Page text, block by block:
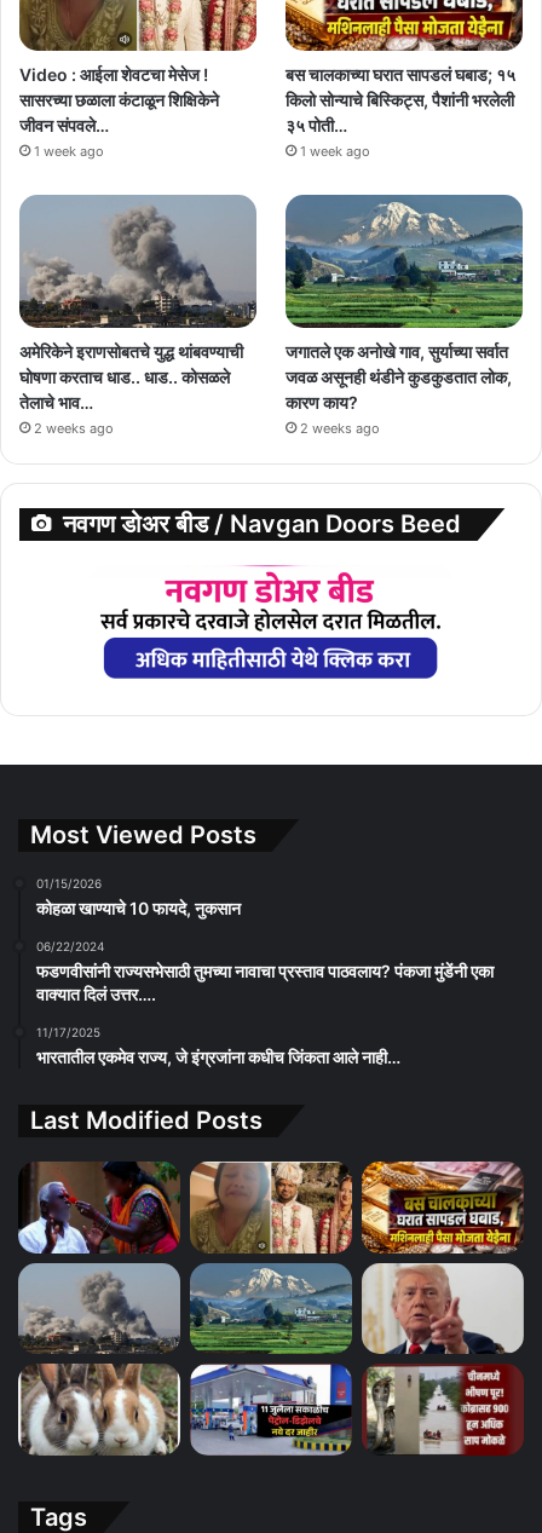
Video : आईला शेवटचा मेसेज !
सासरच्या छळाला कंटाळून शिक्षिकेने
जीवन संपवले…
1 week ago
बस चालकाच्या घरात सापडलं घबाड; १५
किलो सोन्याचे बिस्किट्स, पैशांनी भरलेली
३५ पोती…
1 week ago
अमेरिकेने इराणसोबतचे युद्ध थांबवण्याची
घोषणा करताच धाड.. धाड.. कोसळले
तेलाचे भाव…
2 weeks ago
जगातले एक अनोखे गाव, सुर्याच्या सर्वात
जवळ असूनही थंडीने कुडकुडतात लोक,
कारण काय?
2 weeks ago
नवगण डोअर बीड / Navgan Doors Beed
Most Viewed Posts
01/15/2026
कोहळा खाण्याचे 10 फायदे, नुकसान
06/22/2024
फडणवीसांनी राज्यसभेसाठी तुमच्या नावाचा प्रस्ताव पाठवलाय? पंकजा मुंडेंनी एका
वाक्यात दिलं उत्तर….
11/17/2025
भारतातील एकमेव राज्य, जे इंग्रजांना कधीच जिंकता आले नाही…
Last Modified Posts
Tags